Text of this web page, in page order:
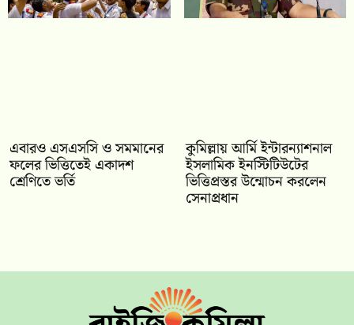
‎এবারও এসএসসি ও সমমানের
ফলের ভিত্তিতেই একাদশ
শ্রেণিতে ভর্তি
কুমিল্লায় আর্মি ইন্টারন্যাশনাল
ইসলামিক ইনস্টিটিউটের
ভিত্তিপ্রস্তর উন্মোচন করলেন
সেনাপ্রধান